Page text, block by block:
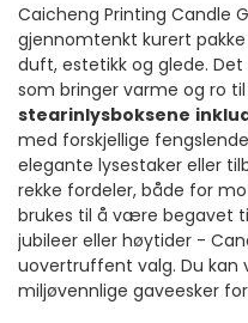
Caicheng Printing Candle
gjennomtenkt kurert
duft, estetikk og glede.
som bringer varme og ro
stearinlysboksene
med forskjellige
elegante lysestaker eller
rekke fordeler, både for
brukes til å være begavet
jubileer eller høytider -
uovertruffent valg. Du
miljøvennlige gaveesker